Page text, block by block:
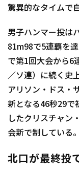
驚異的なタイムで
男子ハンマー投は
81m98で5連覇を
で第1回大会から6
／ソ連）に続く史
アリソン・ドス・
新となる46秒29で
したクリスチャン
会新で制している。
北口が最終投